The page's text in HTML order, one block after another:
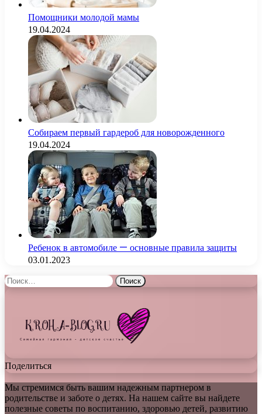
Помощники молодой мамы
19.04.2024
Собираем первый гардероб для новорожденного
19.04.2024
Ребенок в автомобиле — основные правила защиты
03.01.2023
Найти:
Поделиться
Мы стремимся быть вашим надежным партнером в
родительстве и заботе о детях. На нашем сайте вы найдете
полезные советы по воспитанию, здоровью детей, развитию